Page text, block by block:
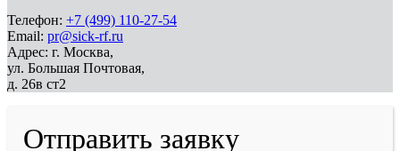
Телефон: +7 (499) 110-27-54
Email: pr@sick-rf.ru
Адрес: г. Москва,
ул. Большая Почтовая,
д. 26в ст2
Отправить заявку